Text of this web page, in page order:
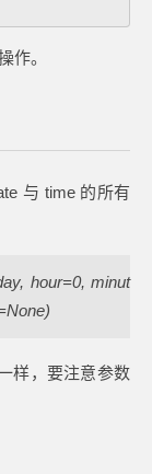
作。
与 time 的所有
hour=0, minut
样，要注意参数